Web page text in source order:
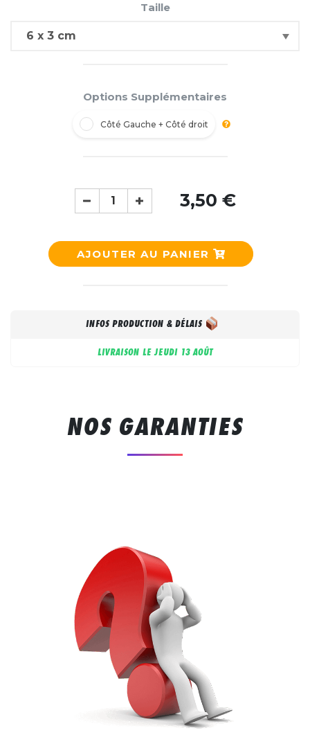
Taille
Options Supplémentaires
Côté Gauche + Côté droit
3,50 €
AJOUTER AU PANIER
INFOS PRODUCTION & DÉLAIS
LIVRAISON LEJEUDI 13 AOÛT
NOS GARANTIES